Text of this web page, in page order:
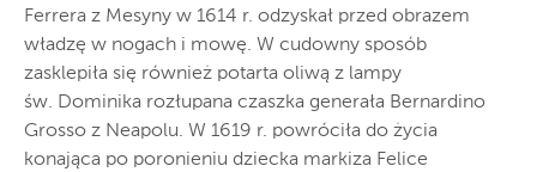
Ferrera z Mesyny w 1614 r. odzyskał przed obrazem
władzę w nogach i mowę. W cudowny sposób
zasklepiła się również potarta oliwą z lampy
św. Dominika rozłupana czaszka generała Bernardino
Grosso z Neapolu. W 1619 r. powróciła do życia
konająca po poronieniu dziecka markiza Felice